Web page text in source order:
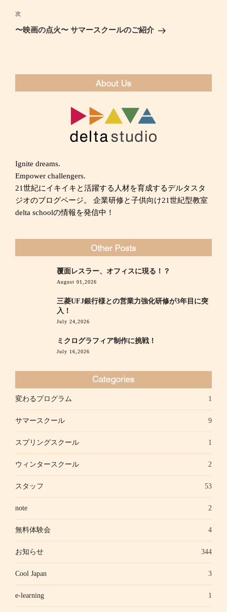
ビ
ゲ
ン
投
次
の
次
〜映画の点火〜 サマースクールのご紹介
Ignite dreams.
Empower challengers.
21世紀にイキイキと活躍する人材を育成するデルタスタ
ジオのブログページ。 企業研修と子供向け21世紀型教室
delta schoolの情報を発信中！
覆面レスラー、オフィスに現る！？
August 01,2026
三菱UFJ銀行様との営業力強化研修が3年目に突
入！
July 24,2026
ミクログラフィア制作に挑戦！
July 16,2026
変わるプログラム 1
サマースクール 9
スプリングスクール 1
ウィンタースクール 2
スタッフ 53
note 2
無料体験会 4
お知らせ 344
Cool Japan 3
e-learning 1